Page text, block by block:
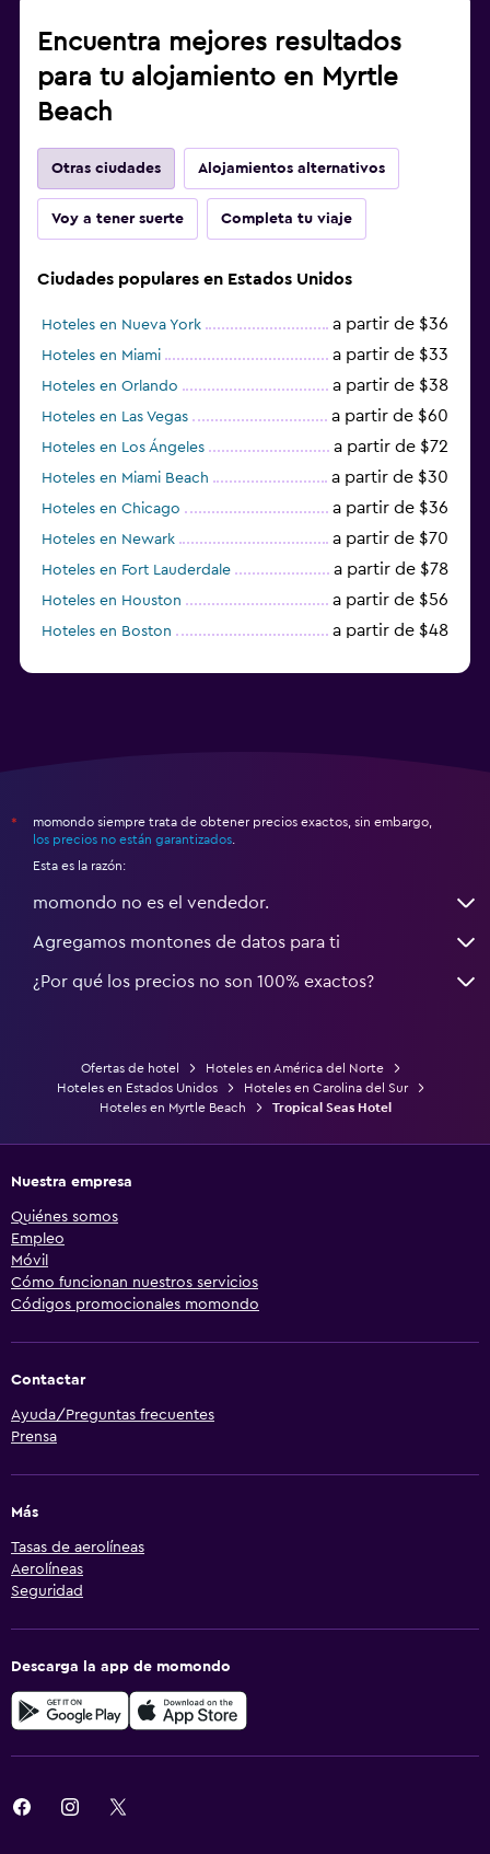
Encuentra mejores resultados
para tu alojamiento en Myrtle
Beach
Otras ciudades Alojamientos alternativos
Voy a tener suerte Completa tu viaje
Ciudades populares en Estados Unidos
Hoteles en Nueva York a partir de $36
Hoteles en Miami a partir de $33
Hoteles en Orlando a partir de $38
Hoteles en Las Vegas a partir de $60
Hoteles en Los Ángeles a partir de $72
Hoteles en Miami Beach a partir de $30
Hoteles en Chicago a partir de $36
Hoteles en Newark a partir de $70
Hoteles en Fort Lauderdale a partir de $78
Hoteles en Houston a partir de $56
Hoteles en Boston a partir de $48
*
momondo siempre trata de obtener precios exactos, sin embargo,
los precios no están garantizados
Esta es la razón:
momondo no es el vendedor.
Agregamos montones de datos para ti
¿Por qué los precios no son 100% exactos?
Ofertas de hotel
Hoteles en América del Norte
Hoteles en Estados Unidos
Hoteles en Carolina del Sur
Hoteles en Myrtle Beach
Tropical Seas Hotel
Nuestra empresa
Quiénes somos
Empleo
Móvil
Cómo funcionan nuestros servicios
Códigos promocionales momondo
Contactar
Ayuda/Preguntas frecuentes
Prensa
Más
Tasas de aerolíneas
Aerolíneas
Seguridad
Descarga la app de momondo